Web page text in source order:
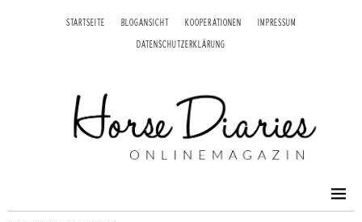
STARTSEITE BLOGANSICHT KOOPERATIONEN IMPRESSUM
DATENSCHUTZERKLÄRUNG